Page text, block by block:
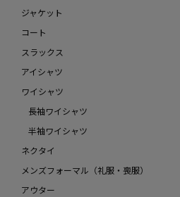
ジャケット
コート
スラックス
アイシャツ
ワイシャツ
長袖ワイシャツ
半袖ワイシャツ
ネクタイ
メンズフォーマル（礼服・喪服）
アウター